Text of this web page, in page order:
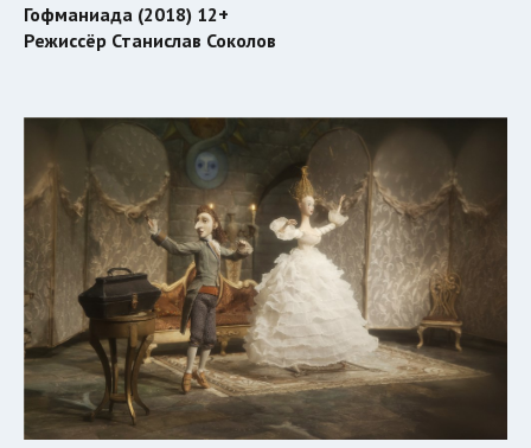
Гофманиада (2018) 12+
Режиссёр Станислав Соколов